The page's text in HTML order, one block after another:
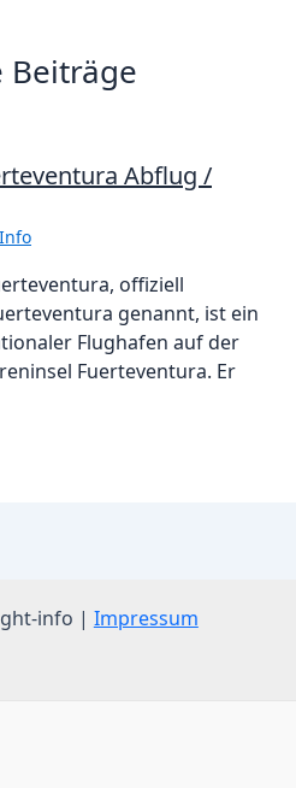
Beiträge
Abflug /
offiziell
genannt, ist ein
Flughafen auf der
Fuerteventura. Er
info | Impressum